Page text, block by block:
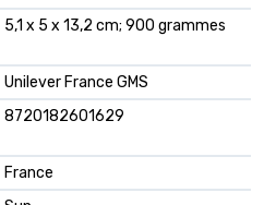
5,1 x 5 x 13,2 cm; 900 grammes
Unilever France GMS
8720182601629
France